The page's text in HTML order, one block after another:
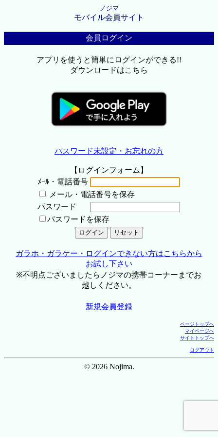
ノジマ
モバイル会員サイト
会員ログイン
アプリを使うと簡単にログインができる!!
ダウンロードはこちら
パスワード未設定・お忘れの方
【ログインフォーム】
ﾒｰﾙ・電話番号
メール・電話番号を保存
パスワード
パスワードを保存
ガラホ・ガラケー・ログインできない方はこちらから
お試し下さい
※不明点ございましたらノジマの携帯コーナーまでお
越しください。
新規会員登録
ページトップへ
マイページへ
サイトトップへ
ログアウト
© 2026 Nojima.